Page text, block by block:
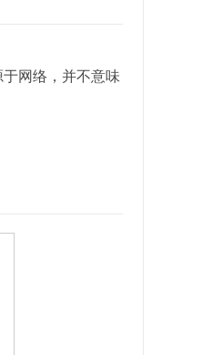
网络，并不意味